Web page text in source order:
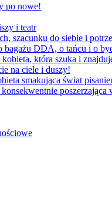
po nowe!
i teatr
do siebie i
DDA, o tańcu i o
która szuka i
na ciele i duszy!
smakująca świat
poszerzająca